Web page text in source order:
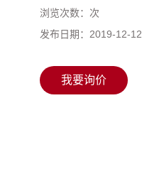
浏览次数： 次
发布日期： 2019-12-12
我要询价